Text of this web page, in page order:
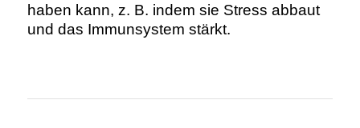
haben kann, z. B. indem sie Stress abbaut
und das Immunsystem stärkt.